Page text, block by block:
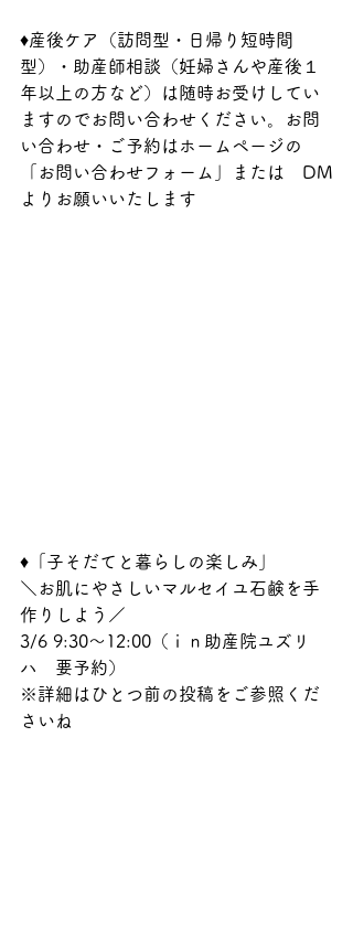
♦産後ケア（訪問型・日帰り短時間
型）・助産師相談（妊婦さんや産後１
年以上の方など）は随時お受けしてい
ますのでお問い合わせください。お問
い合わせ・ご予約はホームページの
「お問い合わせフォーム」または　DM
よりお願いいたします
♦「子そだてと暮らしの楽しみ」
＼お肌にやさしいマルセイユ石鹸を手
作りしよう／
3/6 9:30〜12:00（ｉｎ助産院ユズリ
ハ　要予約）
※詳細はひとつ前の投稿をご参照くだ
さいね